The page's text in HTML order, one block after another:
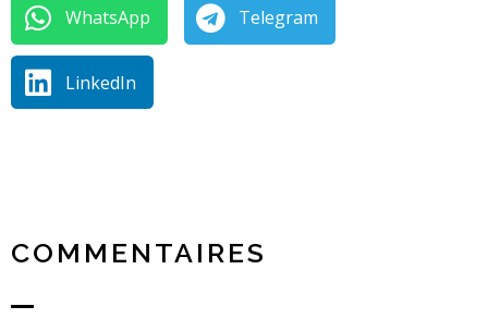
WhatsApp Telegram
LinkedIn
COMMENTAIRES